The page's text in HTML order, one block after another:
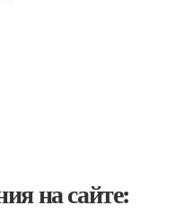
на сайте: